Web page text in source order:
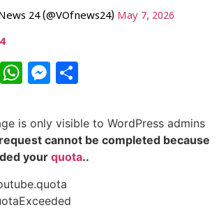
24 (@VOfnews24) May 7, 2026
EmailWhatsApp
Messenger
is only visible to WordPress admins
cannot be completed because
your quota..